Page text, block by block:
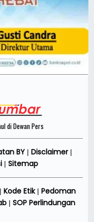
di Dewan Pers
BY| Disclaimer|
Sitemap
Kode Etik| Pedoman
| SOP Perlindungan